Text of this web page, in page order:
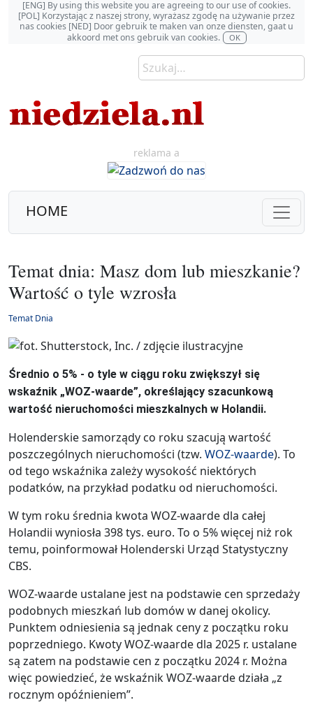
[ENG] By using this website you are agreeing to our use of cookies.
[POL] Korzystając z naszej strony, wyrażasz zgodę na używanie przez
nas cookies [NED] Door gebruik te maken van onze diensten, gaat u
akkoord met ons gebruik van cookies.
OK
reklama a
HOME
Temat dnia: Masz dom lub mieszkanie?
Wartość o tyle wzrosła
Temat Dnia
Średnio o 5% - o tyle w ciągu roku zwiększył się
wskaźnik „WOZ-waarde”, określający szacunkową
wartość nieruchomości mieszkalnych w Holandii.
Holenderskie samorządy co roku szacują wartość
poszczególnych nieruchomości (tzw. WOZ-waarde). To
od tego wskaźnika zależy wysokość niektórych
podatków, na przykład podatku od nieruchomości.
W tym roku średnia kwota WOZ-waarde dla całej
Holandii wyniosła 398 tys. euro. To o 5% więcej niż rok
temu, poinformował Holenderski Urząd Statystyczny
CBS.
WOZ-waarde ustalane jest na podstawie cen sprzedaży
podobnych mieszkań lub domów w danej okolicy.
Punktem odniesienia są jednak ceny z początku roku
poprzedniego. Kwoty WOZ-waarde dla 2025 r. ustalane
są zatem na podstawie cen z początku 2024 r. Można
więc powiedzieć, że wskaźnik WOZ-waarde działa „z
rocznym opóźnieniem”.